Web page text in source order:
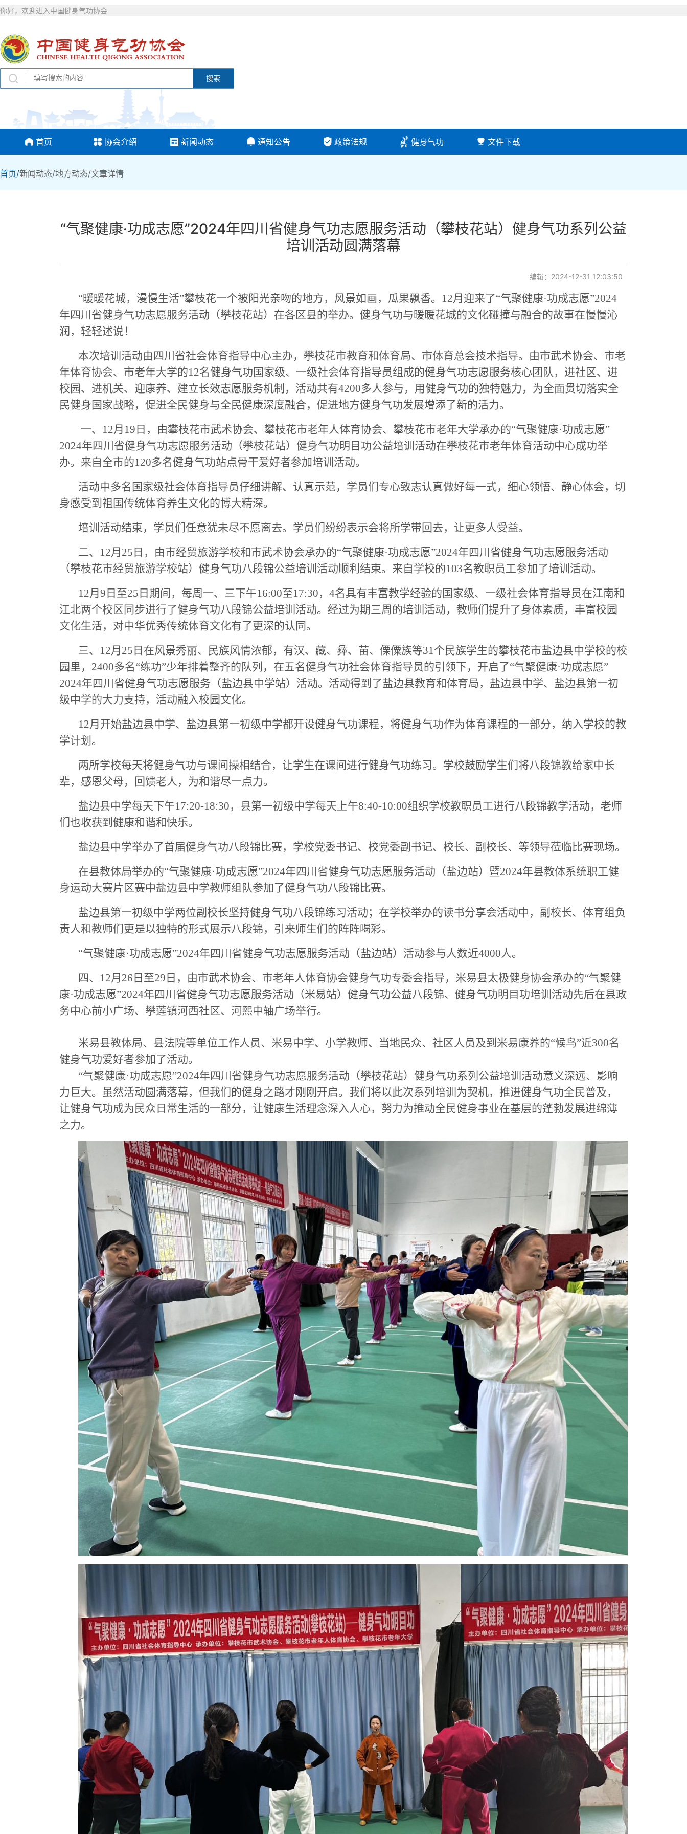
你好，欢迎进入中国健身气功协会
搜索
首页 协会介绍 新闻动态 通知公告 政策法规 健身气功 文件下载
首页/新闻动态/地方动态/文章详情
“气聚健康·功成志愿”2024年四川省健身气功志愿服务活动（攀枝花站）健身气功系列公益
培训活动圆满落幕
编辑：2024-12-31 12:03:50
“暖暖花城，漫慢生活”攀枝花一个被阳光亲吻的地方，风景如画，瓜果飘香。12月迎来了“气聚健康·功成志愿”2024
年四川省健身气功志愿服务活动（攀枝花站）在各区县的举办。健身气功与暖暖花城的文化碰撞与融合的故事在慢慢沁
润，轻轻述说！
本次培训活动由四川省社会体育指导中心主办，攀枝花市教育和体育局、市体育总会技术指导。由市武术协会、市老
年体育协会、市老年大学的12名健身气功国家级、一级社会体育指导员组成的健身气功志愿服务核心团队，进社区、进
校园、进机关、迎康养、建立长效志愿服务机制，活动共有4200多人参与，用健身气功的独特魅力，为全面贯切落实全
民健身国家战略，促进全民健身与全民健康深度融合，促进地方健身气功发展增添了新的活力。
一、 12月19日，由攀枝花市武术协会、攀枝花市老年人体育协会、攀枝花市老年大学承办的“气聚健康·功成志愿”
2024年四川省健身气功志愿服务活动（攀枝花站）健身气功明目功公益培训活动在攀枝花市老年体育活动中心成功举
办。来自全市的120多名健身气功站点骨干爱好者参加培训活动。
活动中多名国家级社会体育指导员仔细讲解、认真示范，学员们专心致志认真做好每一式，细心领悟、静心体会，切
身感受到祖国传统体育养生文化的博大精深。
培训活动结束，学员们任意犹未尽不愿离去。学员们纷纷表示会将所学带回去，让更多人受益。
二、 12月25日，由市经贸旅游学校和市武术协会承办的“气聚健康·功成志愿”2024年四川省健身气功志愿服务活动
（攀枝花市经贸旅游学校站）健身气功八段锦公益培训活动顺利结束。来自学校的103名教职员工参加了培训活动。
12月9日至25日期间，每周一、三下午16:00至17:30，4名具有丰富教学经验的国家级、一级社会体育指导员在江南和
江北两个校区同步进行了健身气功八段锦公益培训活动。经过为期三周的培训活动，教师们提升了身体素质，丰富校园
文化生活，对中华优秀传统体育文化有了更深的认同。
三、 12月25日在风景秀丽、民族风情浓郁， 有汉、藏、彝、苗、傈僳族等31个民族学生的攀枝花市盐边县中学校的校
园里 ， 2400多名“练功”少年排着整齐的队列，在五名健身气功社会体育指导员的引领下，开启了“气聚健康·功成志愿”
2024年四川省健身气功志愿服务（盐边县中学站）活动。活动得到了盐边县教育和体育局，盐边县中学、盐边县第一初
级中学的大力支持，活动融入校园文化。
12月开始盐边县中学、盐边县第一初级中学都开设健身气功课程， 将健身气功作为体育课程的一部分，纳入学校的教
学计划。
两所学校每天将健身气功与课间操相结合，让学生在课间进行健身气功练习。 学校鼓励学生们将八段锦教给家中长
辈，感恩父母，回馈老人，为和谐尽一点力。
盐边县中学每天下午17:20-18:30，县第一初级中学每天 上午8:40-10:00组织学校教职员工进行八段锦教学活动，老师
们也收获到健康和谐和快乐。
盐边县中学举办了首届健身气功八段锦比赛，学校党委书记、校党委副书记、校长、副校长、等领导莅临比赛现场。
在县教体局举办的“气聚健康·功成志愿”2024年四川省健身气功志愿服务活动 （盐边站）暨2024年县教体系统职工健
身运动大赛片区赛中盐边县中学教师组队参加了健身气功八段锦比赛。
盐边县第一初级中学两位副校长坚持健身气功八段锦练习活动；在学校举办的读书分享会活动中，副校长、体育组负
责人和教师们更是以独特的形式展示八段锦，引来师生们的阵阵喝彩。
“气聚健康·功成志愿”2024年四川省健身气功志愿服务活动 （盐边站）活动参与人数近4000人。
四、 12月 26 日 至29日 ， 由市武术协会、 市老年人体育协会健身气功专委会指导， 米易县太极健身协会承办的“气聚健
康·功成志愿”2024年四川省健身气功志愿服务活动（米易站）健身气功公益八段锦、健身气功明目功培训活动先后在县政
务中心前小广场、 攀莲镇河西社区、 河熙中轴广场举行。
米易县教体局、县法院等单位工作人员、米易中学、小学教师、当地民众、社区人员及到米易康养的“候鸟”近300名
健身气功爱好者参加了活动。
“气聚健康·功成志愿”2024年四川省健身气功志愿服务活动（攀枝花站）健身气功系列公益培训活动意义深远、影响
力巨大。虽然活动圆满落幕，但我们的健身之路才刚刚开启。 我们将以此次系列培训为契机，推进健身气功全民普及，
让健身气功成为民众日常生活的一部分，让健康生活理念深入人心，努力为推动全民健身事业在基层的蓬勃发展进绵薄
之力。